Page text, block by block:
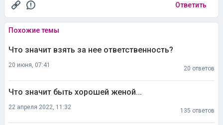
Ответить
Похожие темы
Что значит взять за нее ответственность?
20 июня, 07:41
20 ответов
Что значит быть хорошей женой...
22 апреля 2022, 11:32
135 ответов